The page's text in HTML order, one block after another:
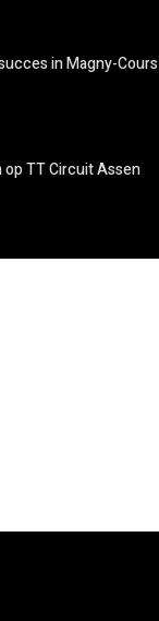
in Magny-Cours
op TT Circuit Assen